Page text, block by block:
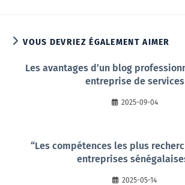
VOUS DEVRIEZ ÉGALEMENT AIMER
Les avantages d’un blog
entreprise de services
2025-09-04
“Les compétences les plus
entreprises
2025-05-14